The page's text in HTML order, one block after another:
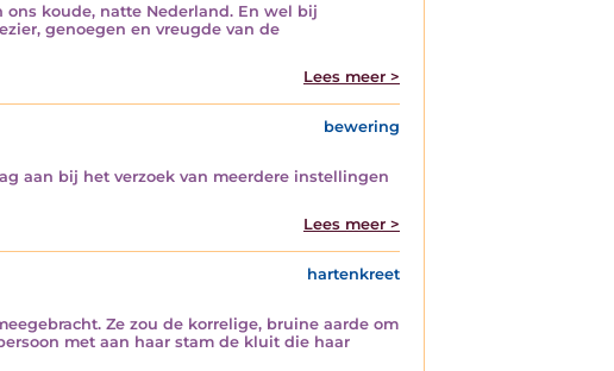
koude, natte Nederland. En wel bij
genoegen en vreugde van de
Lees meer >
bewering
aan bij het verzoek van meerdere instellingen
Lees meer >
hartenkreet
Ze zou de korrelige, bruine aarde om
met aan haar stam de kluit die haar